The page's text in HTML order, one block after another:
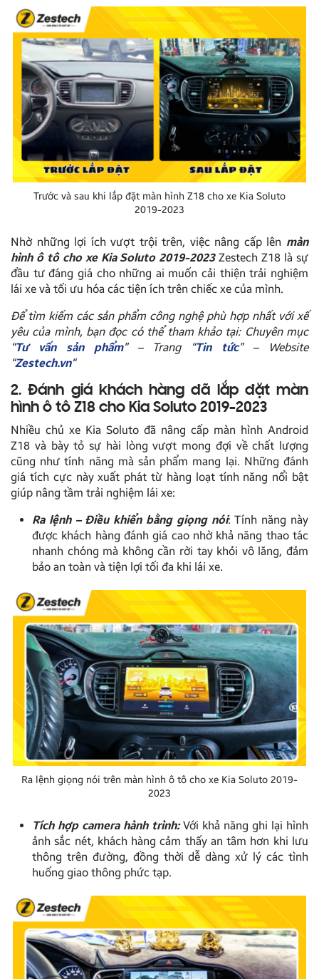
Trước và sau khi lắp đặt màn hình Z18 cho xe Kia Soluto
2019-2023
Nhờ những lợi ích vượt trội trên, việc nâng cấp lên màn
hình ô tô cho xe Kia Soluto 2019-2023 Zestech Z18 là sự
đầu tư đáng giá cho những ai muốn cải thiện trải nghiệm
lái xe và tối ưu hóa các tiện ích trên chiếc xe của mình.
Để tìm kiếm các sản phẩm công nghệ phù hợp nhất với xế
yêu của mình, bạn đọc có thể tham khảo tại: Chuyên mục
“Tư vấn sản phẩm” – Trang “Tin tức” – Website
“Zestech.vn“
2. Đánh giá khách hàng đã lắp đặt màn
hình ô tô Z18 cho Kia Soluto 2019-2023
Nhiều chủ xe Kia Soluto đã nâng cấp màn hình Android
Z18 và bày tỏ sự hài lòng vượt mong đợi về chất lượng
cũng như tính năng mà sản phẩm mang lại. Những đánh
giá tích cực này xuất phát từ hàng loạt tính năng nổi bật
giúp nâng tầm trải nghiệm lái xe:
Ra lệnh – Điều khiển bằng giọng nói: Tính năng này
được khách hàng đánh giá cao nhờ khả năng thao tác
nhanh chóng mà không cần rời tay khỏi vô lăng, đảm
bảo an toàn và tiện lợi tối đa khi lái xe.
Ra lệnh giọng nói trên màn hình ô tô cho xe Kia Soluto 2019-
2023
Tích hợp camera hành trình:Với khả năng ghi lại hình
ảnh sắc nét, khách hàng cảm thấy an tâm hơn khi lưu
thông trên đường, đồng thời dễ dàng xử lý các tình
huống giao thông phức tạp.